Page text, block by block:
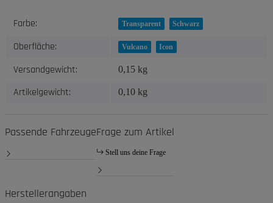
Produkteigenschaft
Wert
Farbe: Transparent Schwarz
Oberfläche: Vulcano Icon
Versandgewicht: 0,15 kg
Artikelgewicht: 0,10 kg
Passende FahrzeugeFrage zum Artikel
Stell uns deine Frage
Herstellerangaben